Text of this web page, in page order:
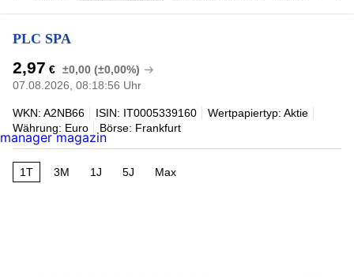
PLC SPA
2,97 € ±0,00 (±0,00%)
07.08.2026, 08:18:56 Uhr
WKN: A2NB66 ISIN: IT0005339160
Wertpapiertyp: Aktie
Währung: Euro
Börse: Frankfurt
1T 3M 1J 5J Max
manager magazin